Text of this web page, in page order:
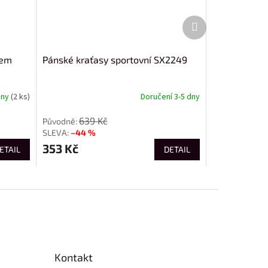
(2 ks)
Pánské kraťasy sportovní SX2249
Doručení 3-5 dny
639 Kč
–44 %
353 Kč DETAIL
Další
produkt
Kontakt